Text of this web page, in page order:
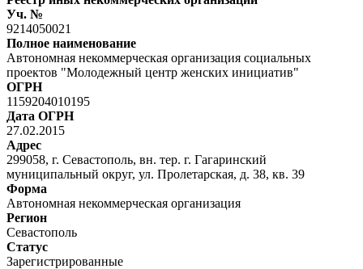
Уч. №
9214050021
Полное наименование
Автономная некоммерческая организация социальных
проектов "Молодежный центр женских инициатив"
ОГРН
1159204010195
Дата ОГРН
27.02.2015
Адрес
299058, г. Севастополь, вн. тер. г. Гагаринский
муниципальный округ, ул. Пролетарская, д. 38, кв. 39
Форма
Автономная некоммерческая организация
Регион
Севастополь
Статус
Зарегистрированные